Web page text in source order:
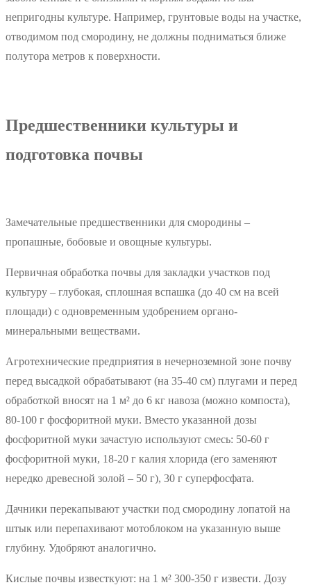
непригодны культуре. Например, грунтовые воды на участке,
отводимом под смородину, не должны подниматься ближе
полутора метров к поверхности.
Предшественники культуры и
подготовка почвы
Замечательные предшественники для смородины –
пропашные, бобовые и овощные культуры.
Первичная обработка почвы для закладки участков под
культуру – глубокая, сплошная вспашка (до 40 см на всей
площади) с одновременным удобрением органо-
минеральными веществами.
Агротехнические предприятия в нечерноземной зоне почву
перед высадкой обрабатывают (на 35-40 см) плугами и перед
обработкой вносят на 1 м² до 6 кг навоза (можно компоста),
80-100 г фосфоритной муки. Вместо указанной дозы
фосфоритной муки зачастую используют смесь: 50-60 г
фосфоритной муки, 18-20 г калия хлорида (его заменяют
нередко древесной золой – 50 г), 30 г суперфосфата.
Дачники перекапывают участки под смородину лопатой на
штык или перепахивают мотоблоком на указанную выше
глубину. Удобряют аналогично.
Кислые почвы известкуют: на 1 м² 300-350 г извести. Дозу